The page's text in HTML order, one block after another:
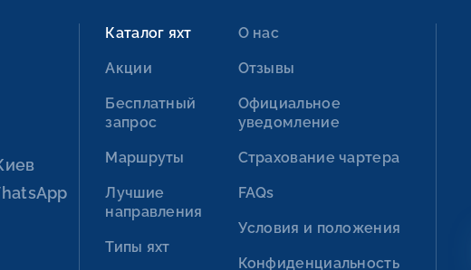
Каталог яхт
Акции
Бесплатный
запрос
Маршруты
Лучшие
направления
Типы яхт
О нас
Отзывы
Официальное
уведомление
Страхование чартера
FAQs
Условия и положения
Конфиденциальность